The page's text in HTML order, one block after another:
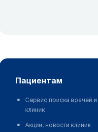
пациентам
Сервис поиска врачей и
клиник
Акции, новости клиник